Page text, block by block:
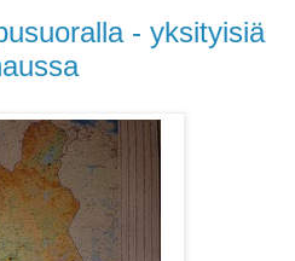
- yksityisiä